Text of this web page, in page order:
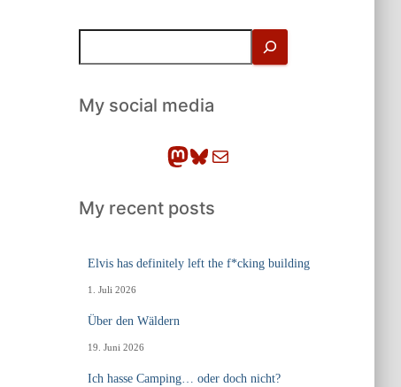
h
eMy social media
Mastodon Bluesky E-Mail
My recent posts
Elvis has definitely left the f*cking building
1. Juli 2026
Über den Wäldern
19. Juni 2026
Ich hasse Camping… oder doch nicht?